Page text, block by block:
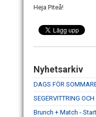
Heja Piteå!
Nyhetsarkiv
DAGS FÖR
SEGERVITTRING
Brunch + Match -